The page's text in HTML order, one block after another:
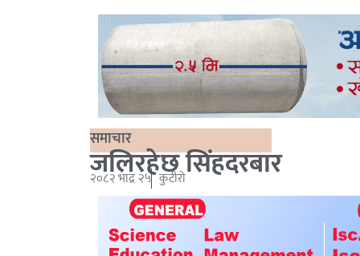
समाचार
जलिरहेछ सिंहदरबार
२०८२ भाद्र २५ कुटीरो